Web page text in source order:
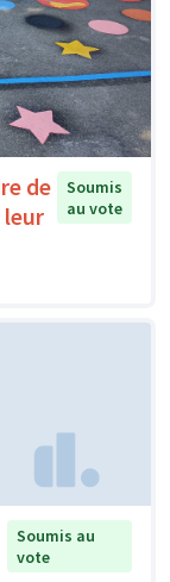
de
leur
Soumis
au vote
Soumis au
vote